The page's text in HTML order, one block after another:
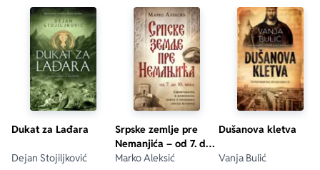
Dukat za Lađara
Dejan Stojiljković
Srpske zemlje pre
Nemanjića – od 7. do
10. veka
Marko Aleksić
Dušanova kletva
Vanja Bulić